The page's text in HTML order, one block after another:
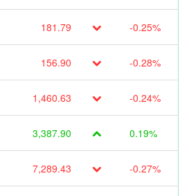
181.79 -0.25%
156.90 -0.28%
1,460.63 -0.24%
3,387.90 0.19%
7,289.43 -0.27%